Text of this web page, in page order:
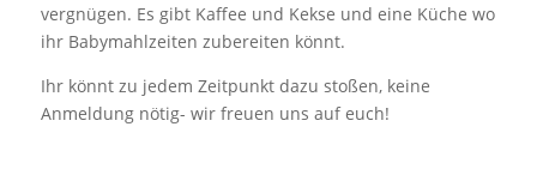
vergnügen. Es gibt Kaffee und Kekse und eine Küche wo
ihr Babymahlzeiten zubereiten könnt.
Ihr könnt zu jedem Zeitpunkt dazu stoßen, keine
Anmeldung nötig- wir freuen uns auf euch!